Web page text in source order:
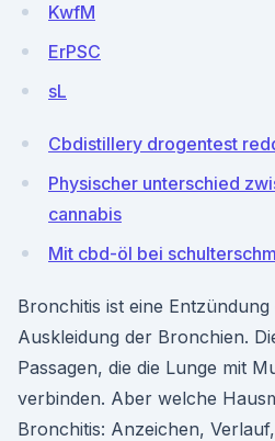
KwfM
ErPSC
sL
Cbdistillery drogentest
Physischer unterschied
cannabis
Mit cbd-öl bei
Bronchitis ist eine
Auskleidung der Bronchien.
Passagen, die die Lunge mit
verbinden. Aber welche
Bronchitis: Anzeichen, Verlauf,